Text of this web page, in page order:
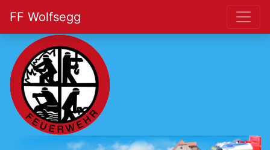
FF Wolfsegg